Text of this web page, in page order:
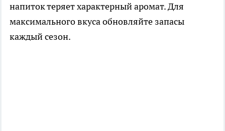
напиток теряет характерный аромат. Для
максимального вкуса обновляйте запасы
каждый сезон.